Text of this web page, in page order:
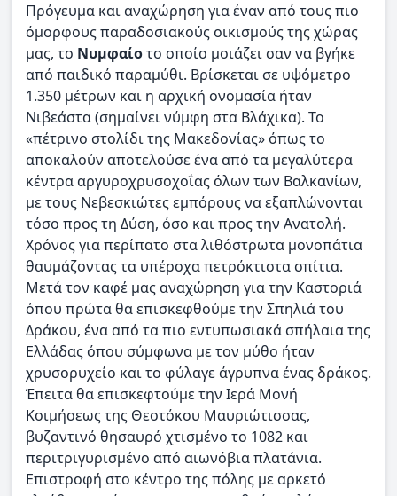
Πρόγευμα και αναχώρηση για έναν από τους πιο
όμορφους παραδοσιακούς οικισμούς της χώρας
μας, το Νυμφαίοτο οποίο μοιάζει σαν να βγήκε
από παιδικό παραμύθι. Βρίσκεται σε υψόμετρο
1.350 μέτρων και η αρχική ονομασία ήταν
Νιβεάστα (σημαίνει νύμφη στα Βλάχικα). Το
«πέτρινο στολίδι της Μακεδονίας» όπως το
αποκαλούν αποτελούσε ένα από τα μεγαλύτερα
κέντρα αργυροχρυσοχοΐας όλων των Βαλκανίων,
με τους Νεβεσκιώτες εμπόρους να εξαπλώνονται
τόσο προς τη Δύση, όσο και προς την Ανατολή.
Χρόνος για περίπατο στα λιθόστρωτα μονοπάτια
θαυμάζοντας τα υπέροχα πετρόκτιστα σπίτια.
Μετά τον καφέ μας αναχώρηση για την Καστοριά
όπου πρώτα θα επισκεφθούμε την Σπηλιά του
Δράκου, ένα από τα πιο εντυπωσιακά σπήλαια της
Ελλάδας όπου σύμφωνα με τον μύθο ήταν
χρυσορυχείο και το φύλαγε άγρυπνα ένας δράκος.
Έπειτα θα επισκεφτούμε την Ιερά Μονή
Κοιμήσεως της Θεοτόκου Μαυριώτισσας,
βυζαντινό θησαυρό χτισμένο το 1082 και
περιτριγυρισμένο από αιωνόβια πλατάνια.
Επιστροφή στο κέντρο της πόλης με αρκετό